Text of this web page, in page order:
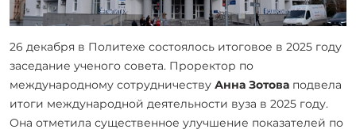
26 декабря в Политехе состоялось итоговое в 2025 году
заседание ученого совета. Проректор по
международному сотрудничеству Анна Зотова подвела
итоги международной деятельности вуза в 2025 году.
Она отметила существенное улучшение показателей по